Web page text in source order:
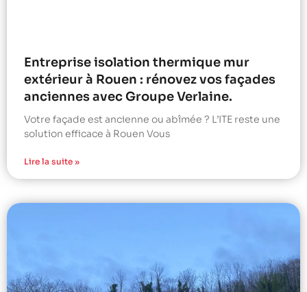
Entreprise isolation thermique mur
extérieur à Rouen : rénovez vos façades
anciennes avec Groupe Verlaine.
Votre façade est ancienne ou abîmée ? L’ITE reste une
solution efficace à Rouen Vous
Lire la suite »